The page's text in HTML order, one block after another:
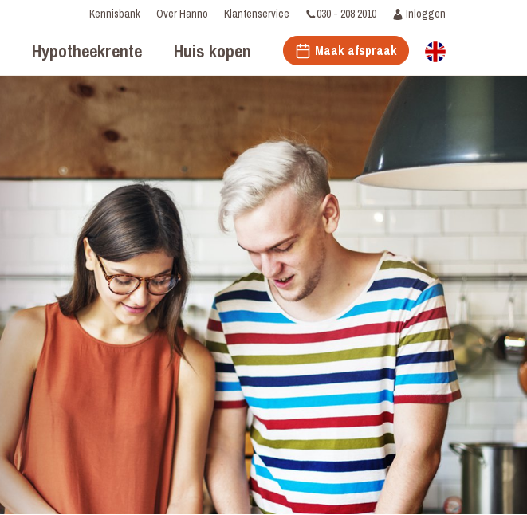
Kennisbank Over Hanno Klantenservice 030 - 208 2010 Inloggen
Hypotheekrente Huis kopen Maak afspraak